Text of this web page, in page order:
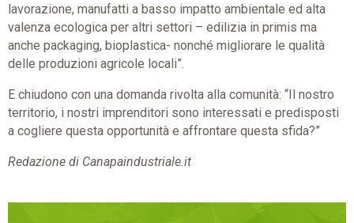
lavorazione, manufatti a basso impatto ambientale ed alta
valenza ecologica per altri settori – edilizia in primis ma
anche packaging, bioplastica- nonché migliorare le qualità
delle produzioni agricole locali”.
E chiudono con una domanda rivolta alla comunità: “Il nostro
territorio, i nostri imprenditori sono interessati e predisposti
a cogliere questa opportunità e affrontare questa sfida?”
Redazione di Canapaindustriale.it